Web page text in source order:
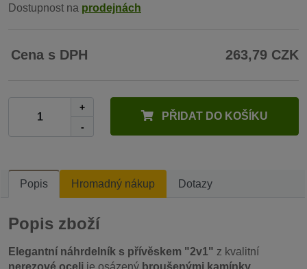
Dostupnost na prodejnách
Cena s DPH 263,79 CZK
+
-
PŘIDAT DO KOŠÍKU
Popis Hromadný nákup Dotazy
Popis zboží
Elegantní náhrdelník s přívěskem "2v1" z kvalitní
nerezové oceli je osázený broušenými kamínky.